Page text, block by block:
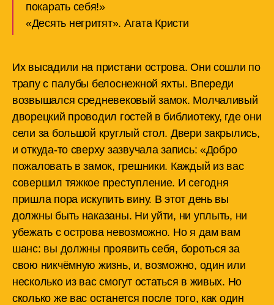
покарать себя!»
«Десять негритят». Агата Кристи
Их высадили на пристани острова. Они сошли по
трапу с палубы белоснежной яхты. Впереди
возвышался средневековый замок. Молчаливый
дворецкий проводил гостей в библиотеку, где они
сели за большой круглый стол. Двери закрылись,
и откуда-то сверху зазвучала запись: «Добро
пожаловать в замок, грешники. Каждый из вас
совершил тяжкое преступление. И сегодня
пришла пора искупить вину. В этот день вы
должны быть наказаны. Ни уйти, ни уплыть, ни
убежать с острова невозможно. Но я дам вам
шанс: вы должны проявить себя, бороться за
свою никчёмную жизнь, и, возможно, один или
несколько из вас смогут остаться в живых. Но
сколько же вас останется после того, как один